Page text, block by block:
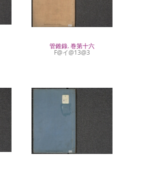
管錐錄. 巻第十六
F@イ@13@3